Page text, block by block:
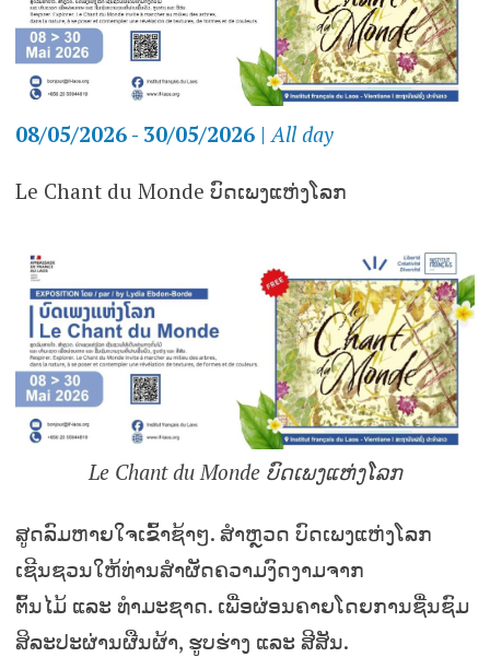
08/05/2026 - 30/05/2026|All day
Le Chant du Monde ບົດເພງແຫ່ງໂລກ
Le Chant du Monde ບົດເພງແຫ່ງໂລກ
ສູດລົມຫາຍໃຈເຂົ້າຊ້າໆ. ສຳຫຼວດ ບົດເພງແຫ່ງໂລກ
ເຊີນຊວນໃຫ້ທ່ານສຳຜັດຄວາມງົດງາມຈາກ
ຕົ້ນໄມ້ ແລະ ທໍາມະຊາດ. ເພື່ອຜ່ອນຄາຍໂດຍການຊື່ນຊົມ
ສິລະປະຜ່ານຜືນຜ້າ, ຮູບຮ່າງ ແລະ ສີສັນ.